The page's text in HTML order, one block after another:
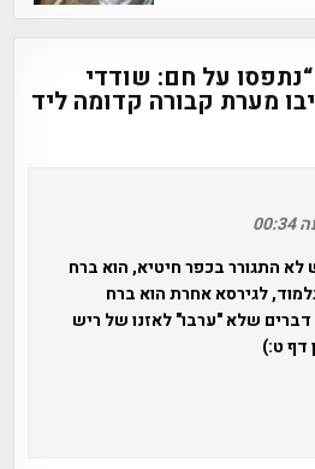
נתפסו על חם: שודדי
מערת קבורה קדומה ליד
התגורר בכפר חיטיא, הוא ברח
לגירסא אחרת הוא ברח
שלא "ערבו" לאזנו של ריש
דף ט:)